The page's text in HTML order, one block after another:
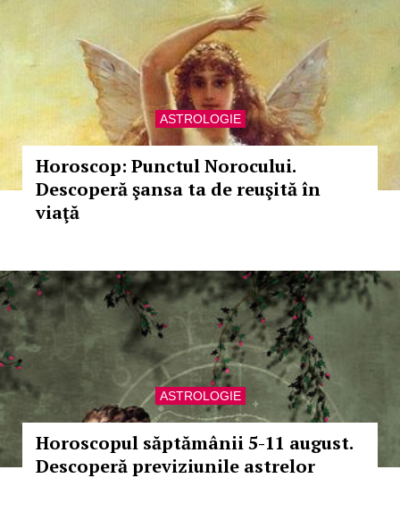
ASTROLOGIE
Horoscop: Punctul Norocului.
Descoperă şansa ta de reuşită în
viaţă
ASTROLOGIE
Horoscopul săptămânii 5-11 august.
Descoperă previziunile astrelor